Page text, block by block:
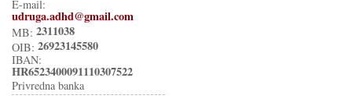
E-mail:
udruga.adhd@gmail.com
MB: 2311038
OIB: 26923145580
IBAN:
HR6523400091110307522
Privredna banka